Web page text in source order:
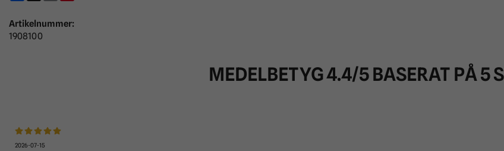
Artikelnummer:
1908100
MEDELBETYG4.4/5 BASERAT PÅ5
2026-07-15